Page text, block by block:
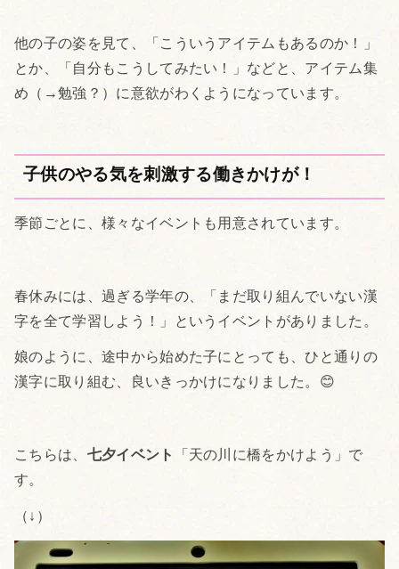
他の子の姿を見て、「こういうアイテムもあるのか！」
とか、「自分もこうしてみたい！」などと、アイテム集
め（→勉強？）に意欲がわくようになっています。
子供のやる気を刺激する働きかけが！
季節ごとに、様々なイベントも用意されています。
春休みには、過ぎる学年の、「まだ取り組んでいない漢
字を全て学習しよう！」というイベントがありました。
娘のように、途中から始めた子にとっても、ひと通りの
漢字に取り組む、良いきっかけになりました。😊
こちらは、 七夕イベント
「天の川に橋をかけよう」で
す。
（↓）